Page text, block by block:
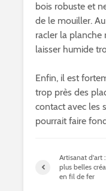
bois robuste et
de le mouiller.
racler la planche
laisser humide
Enfin, il est
trop près des
contact avec les
pourrait faire
Artisanat d'art
plus belles
en fil de fer